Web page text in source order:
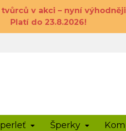
tvůrců v akci – nyní
Platí do 23.8.2026!
Šperky